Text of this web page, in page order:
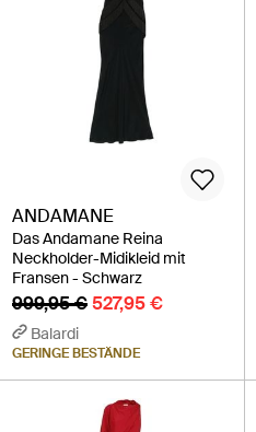
ANDAMANE
Das Andamane Reina
Neckholder-Midikleid mit
Fransen - Schwarz
999,95 €527,95 €
Balardi
GERINGE BESTÄNDE